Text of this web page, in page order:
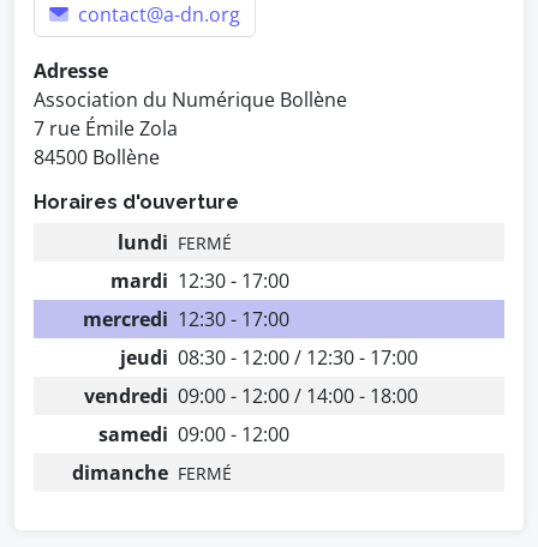
contact@a-dn.org
Adresse
Association du Numérique Bollène
7 rue Émile Zola
84500 Bollène
Horaires d'ouverture
lundi FERMÉ
mardi 12:30 - 17:00
mercredi 12:30 - 17:00
jeudi 08:30 - 12:00 / 12:30 - 17:00
vendredi 09:00 - 12:00 / 14:00 - 18:00
samedi 09:00 - 12:00
dimanche FERMÉ